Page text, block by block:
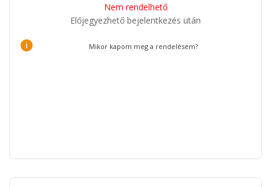
Nem rendelhető
Előjegyezhető bejelentkezés után
i Mikor kapom meg a rendelésem?